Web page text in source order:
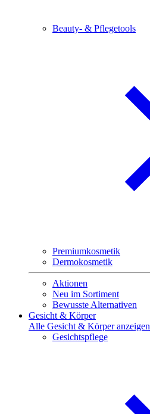
Beauty- & Pflegetools
Premiumkosmetik
Dermokosmetik
Aktionen
Neu im Sortiment
Bewusste Alternativen
Gesicht & Körper
Alle Gesicht & Körper anzeigen
Gesichtspflege